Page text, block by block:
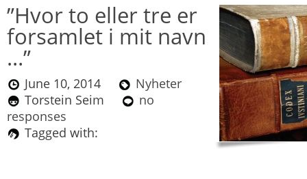
”Hvor to eller tre er
forsamlet i mit navn
…”
June 10, 2014
Nyheter
Torstein Seim
no
responses
Tagged with: